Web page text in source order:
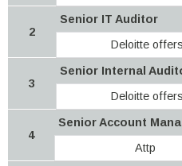
2
Senior IT Auditor
Deloitte offers
3
Senior Internal
Deloitte offers
4
Senior Account
Attp